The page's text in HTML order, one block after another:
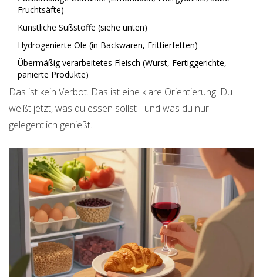
Fruchtsäfte)
Künstliche Süßstoffe (siehe unten)
Hydrogenierte Öle (in Backwaren, Frittierfetten)
Übermäßig verarbeitetes Fleisch (Wurst, Fertiggerichte,
panierte Produkte)
Das ist kein Verbot. Das ist eine klare Orientierung. Du
weißt jetzt, was du essen sollst - und was du nur
gelegentlich genießt.